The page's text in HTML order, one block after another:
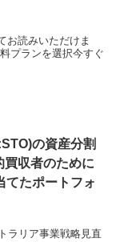
お読みいただけま
プランを選択今すぐ
STO)の資産分割
買収者のために
てたポートフォ
ラリア事業戦略見直